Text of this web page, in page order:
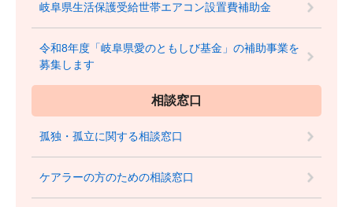
岐阜県生活保護受給世帯エアコン設置費補助金
令和8年度「岐阜県愛のともしび基金」の補助事業を
募集します
相談窓口
孤独・孤立に関する相談窓口
ケアラーの方のための相談窓口